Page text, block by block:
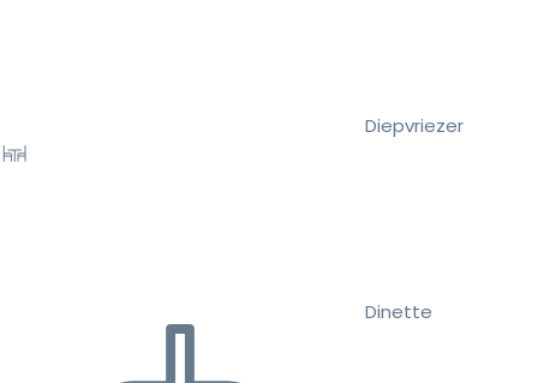
Diepvriezer
Dinette